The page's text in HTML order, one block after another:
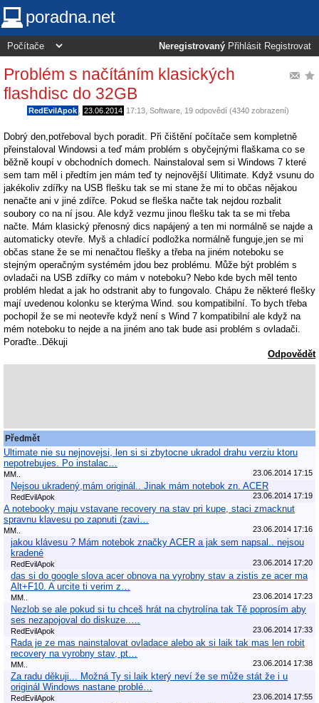
poradna.net
Neregistrovaný Přihlásit Registrovat
Problém s načítáním klasických
flashdisc do 32GB
RedEvilApok 23.06.2014 17:13 Software , 19 odpovědí (4340 zobrazení)
Dobrý den,potřeboval bych poradit. Při čištění počítače sem kompletně
přeinstaloval Windowsi a teď mám problém s obyčejnými flaškama co se
běžně koupí v obchodních domech. Nainstaloval sem si Windows 7 které
sem tam měl i předtím jen mám teď ty nejnovější Ulitimate. Když vsunu do
jakékoliv zdířky na USB flešku tak se mi stane že mi to občas nějakou
nenačte ani v jiné zdířce. Pokud se fleška načte tak nejdou rozbalit
soubory co na ní jsou. Ale když vezmu jinou flešku tak ta se mi třeba
načte. Mám klasický přenosný dics napájený a ten mi normálně se najde a
automaticky otevře. Myš a chladící podložka normálně funguje,jen se mi
občas stane že se mi nenačtou flešky a třeba na jiném noteboku se
stejným operačným systémém jdou bez problému. Může být problém s
ovladači na USB zdířky co mám v noteboku? Nebo kde bych měl tento
problém hledat a jak ho odstranit aby to fungovalo. Chápu že některé flešky
mají uvedenou kolonku se kterýma Wind. sou kompatibilní. To bych třeba
pochopil že se mi neotevře když není s Wind 7 kompatibilní ale když na
mém noteboku to nejde a na jiném ano tak bude asi problém s ovladači.
Poraďte..Děkuji
Odpovědět
Předmět
Ultimate nie su nejnovejsi, len si si zbytocne ukradol drahu verziu ktoru
nepotrebujes. Po instalac…
MM.. 23.06.2014 17:15
Nejsou ukradený,mám originál.. Jinak mám notebok zn. ACER
RedEvilApok 23.06.2014 17:19
A notebooky maju vstavane recovery na stav pri kupe, staci zmacknut
spravnu klavesu po zapnuti (zavi…
MM.. 23.06.2014 17:16
jakou klávesu ? Mám notebok značky ACER a jak sem napsal.. nejsou
kradené
RedEvilApok 23.06.2014 17:20
das si do google slova acer obnova na vyrobny stav a zistis ze acer ma
Alt+F10. A urcite ti verim z…
MM.. 23.06.2014 17:23
Nezlob se ale pokud si tu chceš hrát na chytrolína tak Tě poprosím aby
ses nezapojoval do diskuze..…
RedEvilApok 23.06.2014 17:33
Rada je ze mas nainstalovat ovladace alebo ak si laik tak mas len robit
recovery na vyrobny stav, pt…
MM.. 23.06.2014 17:38
Za radu děkuji... Možná Ty si laik který neví že se může stát že i u
originál Windows nastane problé…
RedEvilApok 23.06.2014 17:55